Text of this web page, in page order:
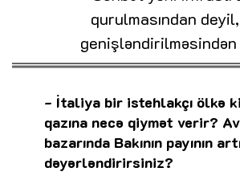
qurulmasından
genişləndirilməsindən
- İtaliya bir istehlakçı ölkə
qazına necə qiymət verir?
bazarında Bakının payının
dəyərləndirirsiniz?